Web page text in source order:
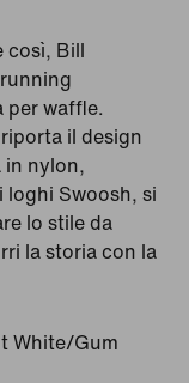
Bill
per waffle.
il design
in nylon,
loghi Swoosh, si
lo stile da
la storia con la
White/Gum